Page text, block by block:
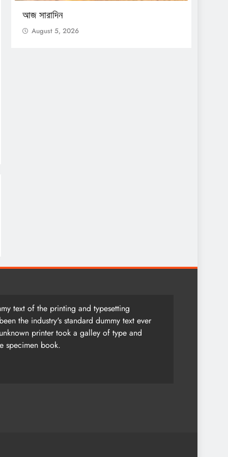
আজ সারাদিন
August 5, 2026
text of the printing and typesetting
the industry's standard dummy text ever
printer took a galley of type and
specimen book.